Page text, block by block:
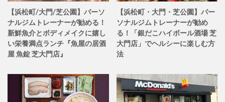
【浜松町/大門/芝公園】パーソ
ナルジムトレーナーが勧める！
新鮮魚介とボディメイクに嬉し
い栄養満点ランチ『魚屋の居酒
屋 魚錠 芝大門店』
【浜松町・大門・芝公園】パー
ソナルジムトレーナーが勧め
る！「銀だこハイボール酒場 芝
大門店」でヘルシーに楽しむ方
法